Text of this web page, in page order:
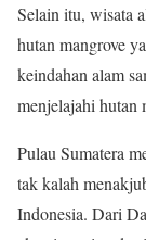
Selain itu, wisata
hutan mangrove
keindahan alam
menjelajahi hutan
Pulau Sumatera
tak kalah
Indonesia. Dari